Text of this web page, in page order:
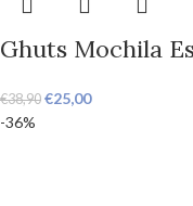
Ghuts Mochila
€38,90 €25,00
-36%